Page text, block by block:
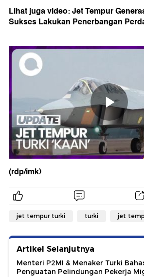
Lihat juga video: Jet Tempur
Sukses Lakukan Penerbangan
(rdp/imk)
jet tempur turki turki jet
Artikel Selanjutnya
Menteri P2MI & Menaker Turki
Penguatan Pelindungan Pekerja